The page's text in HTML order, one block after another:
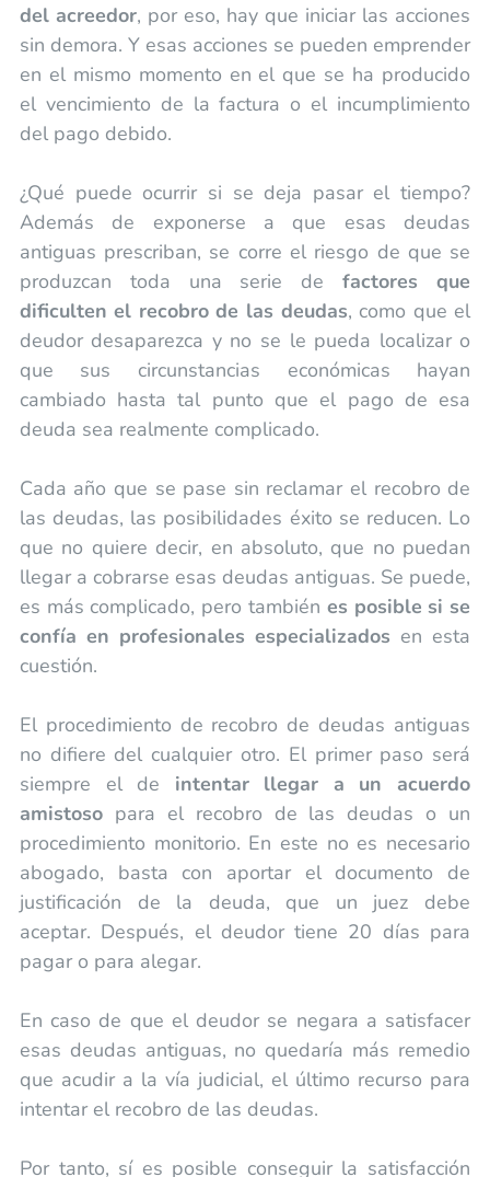
del acreedor, por eso, hay que iniciar las acciones
sin demora. Y esas acciones se pueden emprender
en el mismo momento en el que se ha producido
el vencimiento de la factura o el incumplimiento
del pago debido.
¿Qué puede ocurrir si se deja pasar el tiempo?
Además de exponerse a que esas deudas
antiguas prescriban, se corre el riesgo de que se
produzcan toda una serie defactores que
dificulten el recobro de las deudas, como que el
deudor desaparezca y no se le pueda localizar o
que sus circunstancias económicas hayan
cambiado hasta tal punto que el pago de esa
deuda sea realmente complicado.
Cada año que se pase sin reclamar el recobro de
las deudas, las posibilidades éxito se reducen. Lo
que no quiere decir, en absoluto, que no puedan
llegar a cobrarse esas deudas antiguas. Se puede,
es más complicado, pero también es posible si se
confía en profesionales especializados en esta
cuestión.
El procedimiento de recobro de deudas antiguas
no difiere del cualquier otro. El primer paso será
siempre el de intentar llegar a un acuerdo
amistosopara el recobro de las deudas o un
procedimiento monitorio. En este no es necesario
abogado, basta con aportar el documento de
justificación de la deuda, que un juez debe
aceptar. Después, el deudor tiene 20 días para
pagar o para alegar.
En caso de que el deudor se negara a satisfacer
esas deudas antiguas, no quedaría más remedio
que acudir a la vía judicial, el último recurso para
intentar el recobro de las deudas.
Por tanto, sí es posible conseguir la satisfacción